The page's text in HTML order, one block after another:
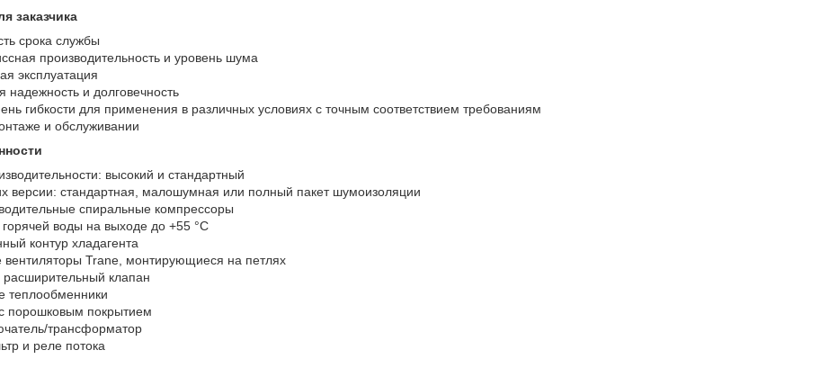
заказчика
срока службы
производительность и уровень шума
эксплуатация
надежность и долговечность
гибкости для применения в различных условиях с точным соответствием требованиям
и обслуживании
высокий и стандартный
версии: стандартная, малошумная или полный пакет шумоизоляции
спиральные компрессоры
воды на выходе до +55 °C
контур хладагента
Trane, монтирующиеся на петлях
клапан
теплообменники
порошковым покрытием
трансформатор
и реле потока